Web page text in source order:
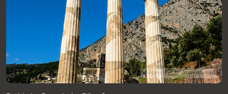
© Antonios Karvelas | Dreamstime.com